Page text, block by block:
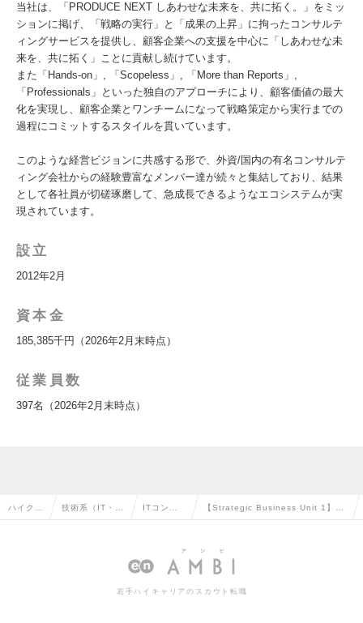
当社は、「PRODUCE NEXT しあわせな未来を、共に拓く。」をミッ
ションに掲げ、「戦略の実行」と「成果の上昇」に拘ったコンサルテ
ィングサービスを提供し、顧客企業への支援を中心に「しあわせな未
来を、共に拓く」ことに貢献し続けています。
また「Hands-on」, 「Scopeless」, 「More than Reports」,
「Professionals」といった独自のアプローチにより、顧客価値の最大
化を実現し、顧客企業とワンチームになって戦略策定から実行までの
過程にコミットするスタイルを貫いています。
このような経営ビジョンに共感する形で、外資/国内の有名コンサルテ
ィング会社からの経験豊富なメンバー達が続々と集結しており、結果
として各社員が切磋琢磨して、急成長できるようなエコシステムが実
現されています。
設立
2012年2月
資本金
185,385千円（2026年2月末時点）
従業員数
397名（2026年2月末時点）
ハイクラ 技術系（IT・W ITコンサ
の転職
【Strategic Business Unit 1】ビ
の求人情報
若手ハイキャリアのスカウト転職